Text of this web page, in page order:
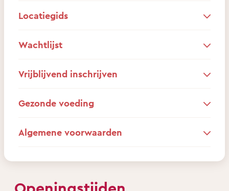
Locatiegids
Wachtlijst
Vrijblijvend inschrijven
Gezonde voeding
Algemene voorwaarden